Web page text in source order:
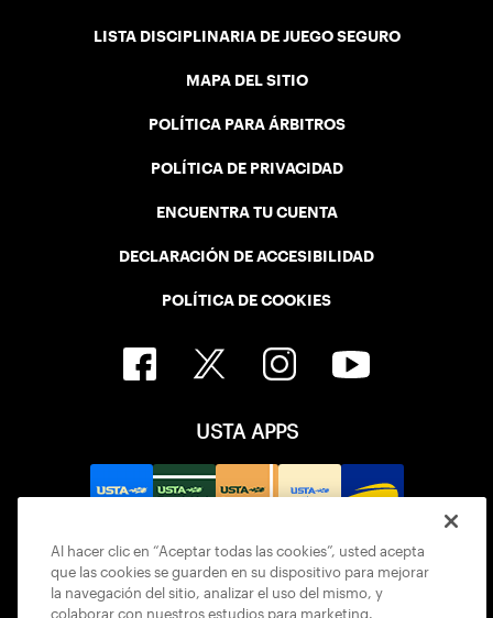
LISTA DISCIPLINARIA DE JUEGO SEGURO
MAPA DEL SITIO
POLÍTICA PARA ÁRBITROS
POLÍTICA DE PRIVACIDAD
ENCUENTRA TU CUENTA
DECLARACIÓN DE ACCESIBILIDAD
POLÍTICA DE COOKIES
USTA APPS
Al hacer clic en “Aceptar todas las cookies”, usted acepta
que las cookies se guarden en su dispositivo para mejorar
la navegación del sitio, analizar el uso del mismo, y
colaborar con nuestros estudios para marketing.